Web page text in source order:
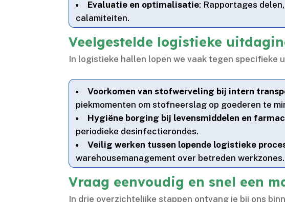
Evaluatie en optimalisatie: Rapportages
calamiteiten.​
Veelgestelde logistieke
In logistieke hallen lopen we vaak tegen specifieke
Voorkomen van stofwerveling bij intern
piekmomenten om stofneerslag op goederen te
Hygiëne borging bij levensmiddelen en
periodieke desinfectierondes.​
Veilig werken tussen lopende logistieke
warehousemanagement over betreden werkzones.​
Vraag eenvoudig en snel een
In drie overzichtelijke stappen ontvang je bij ons